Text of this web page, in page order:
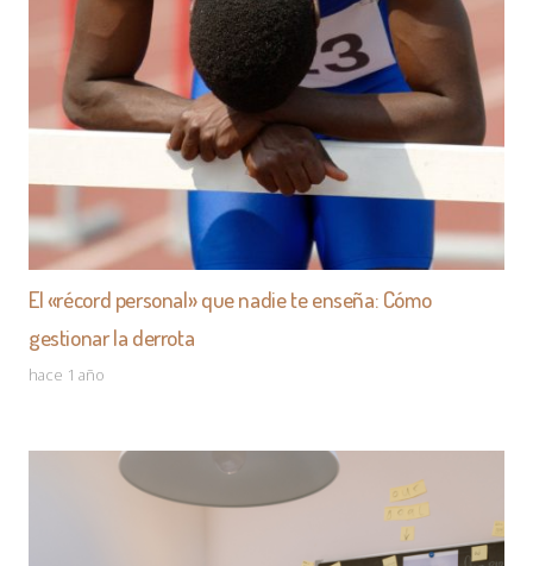
El «récord personal» que nadie te enseña: Cómo
gestionar la derrota
hace 1 año